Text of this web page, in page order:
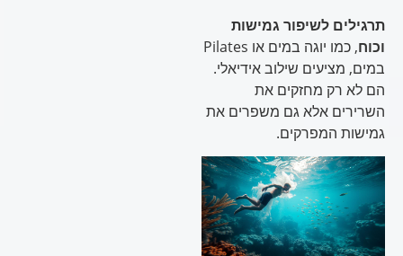
תרגילים לשיפור גמישות
וכוח
, כמו יוגה במים או Pilates
במים, מציעים שילוב אידיאלי.
הם לא רק מחזקים את
השרירים אלא גם משפרים את
גמישות המפרקים.